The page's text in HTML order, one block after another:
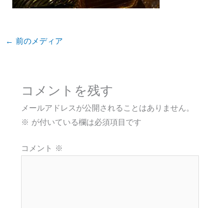
← 前のメディア
コメントを残す
メールアドレスが公開されることはありません。
※ が付いている欄は必須項目です
コメント ※